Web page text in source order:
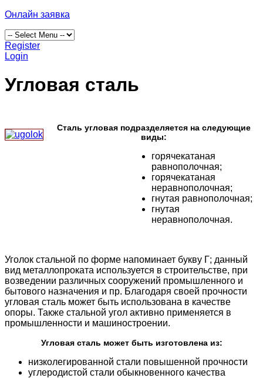
Онлайн заявка
Register
Login
Угловая сталь
Сталь угловая подразделяется на следующие
виды:
горячекатаная
равнополочная;
горячекатаная
неравнополочная;
гнутая равнополочная;
гнутая
неравнополочная.
Уголок стальной по форме напоминает букву Г; данный
вид металлопроката используется в строительстве, при
возведении различных сооружений промышленного и
бытового назначения и пр. Благодаря своей прочности
угловая сталь может быть использована в качестве
опоры. Также стальной угол активно применяется в
промышленности и машиностроении.
Угловая сталь может быть изготовлена из:
низколегированной стали повышенной прочности
углеродистой стали обыкновенного качества